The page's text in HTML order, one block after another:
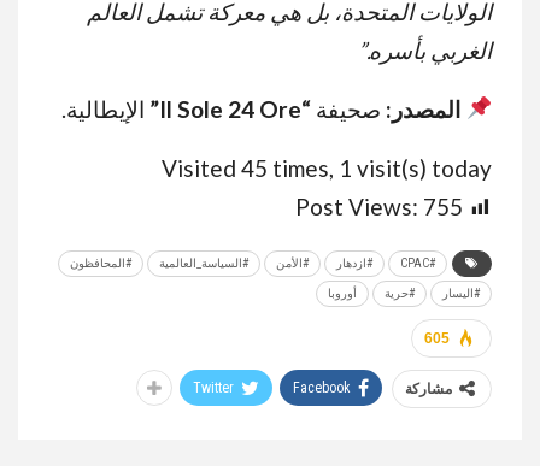
الولايات المتحدة، بل هي معركة تشمل العالم
الغربي بأسره.”
المصدر : صحيفة “Il Sole 24 Ore” الإيطالية.
Visited 45 times, 1 visit(s) today
Post Views: 755
#CPAC #ازدهار #الأمن #السياسة_العالمية #المحافظون
#اليسار #حرية أوروبا
605
مشاركة Facebook
Twitter